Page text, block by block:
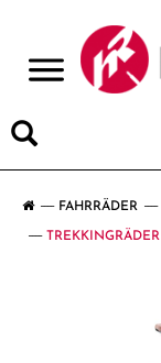
FAHRRÄDER
TREKKINGRÄDER